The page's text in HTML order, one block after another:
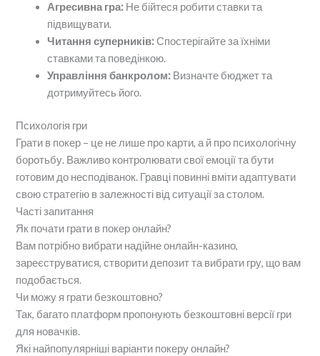
Агресивна гра: Не бійтеся робити ставки та
підвищувати.
Читання суперників:Спостерігайте за їхніми
ставками та поведінкою.
Управління банкролом: Визначте бюджет та
дотримуйтесь його.
Психологія гри
Грати в покер – це не лише про карти, а й про психологічну
боротьбу. Важливо контролювати свої емоції та бути
готовим до несподіванок. Гравці повинні вміти адаптувати
свою стратегію в залежності від ситуації за столом.
Часті запитання
Як почати грати в покер онлайн?
Вам потрібно вибрати надійне онлайн-казино,
зареєструватися, створити депозит та вибрати гру, що вам
подобається.
Чи можу я грати безкоштовно?
Так, багато платформ пропонують безкоштовні версії гри
для новачків.
Які найпопулярніші варіанти покеру онлайн?